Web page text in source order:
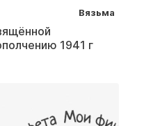
Вязьма
1941 г